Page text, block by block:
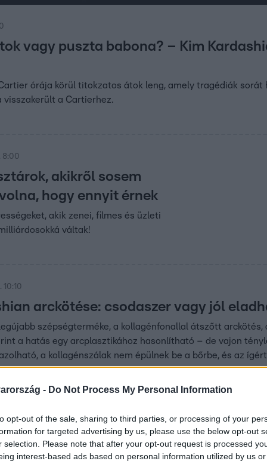
- Do Not Process My Personal Information
opt-out of the sale, sharing to third parties, or processing of your
for targeted advertising by us, please use the below opt-out
selection. Please note that after your opt-out request is processed
interest-based ads based on personal information utilized by us
vagy puszta babona? – Kim
órája körül titokzatos átok leng, amely tragédiák sorát
visszakerült a Cartierhez.
8:00
akikről sosem
hogy ennyit érnek
akik zenei, filmes és üzleti
váltak!
10:10
arckötése: csodaszer vagy jól
szépségterméke, a kollagénfonallal átszőtt
a hatás egy arcplasztikához hasonlítható – de vajon
a kollagénszálak nem épülnek be a bőrbe, és az
fiatalodik Miley Cyrus, Kesha és
és más világsztárok is esküsznek a lazacspermás